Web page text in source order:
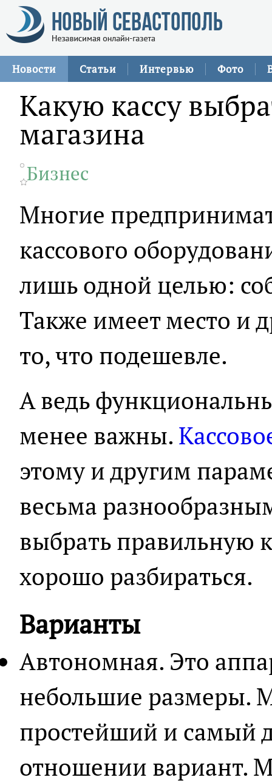
Новости Статьи Интервью Фото
Какую кассу
магазина
Бизнес
Многие
кассового
лишь одной целью:
Также имеет место и
то, что подешевле.
А ведь
менее важны.
этому и другим
весьма
выбрать правильную
хорошо разбираться.
Варианты
Автономная. Это
небольшие размеры.
простейший и самый
отношении вариант.